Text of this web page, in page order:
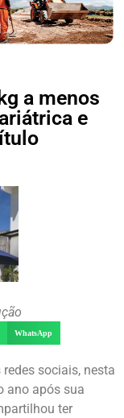
a menos
e
WhatsApp
sociais, nesta
ano após sua
ter